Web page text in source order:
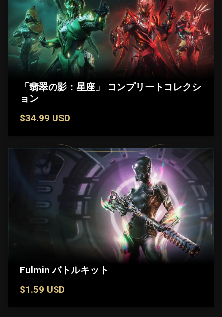
「翡翠の影：星座」 コンプリートコレクシ
ョン
$34.99 USD
Fulmin バトルキット
$1.59 USD